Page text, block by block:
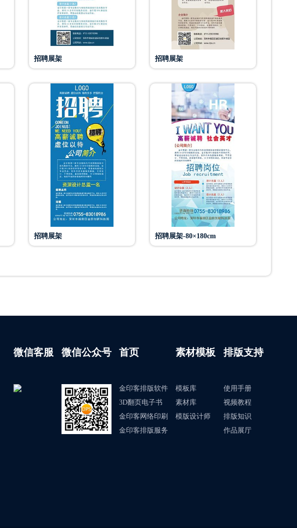
招聘展架 招聘展架
招聘展架 招聘展架-80×180cm
微信客服 微信公众号 首页
金印客排版软件
3D翻页电子书
金印客网络印刷
金印客排版服务
素材模板
模板库
素材库
模版设计师
排版支持
使用手册
视频教程
排版知识
作品展厅